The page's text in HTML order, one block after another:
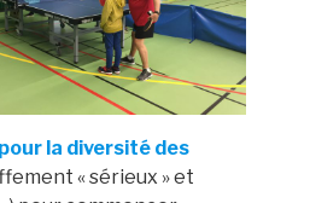
la diversité des
« sérieux » et